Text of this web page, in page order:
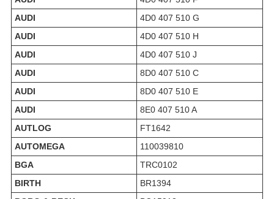
AUDI
4D0 407 510 G
AUDI
4D0 407 510 H
AUDI
4D0 407 510 J
AUDI
8D0 407 510 C
AUDI
8D0 407 510 E
AUDI
8E0 407 510 A
AUTLOG
FT1642
AUTOMEGA
110039810
BGA
TRC0102
BIRTH
BR1394